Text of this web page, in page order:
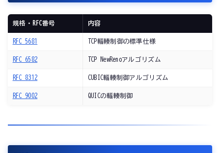
規格・RFC番号 内容
RFC 5681 TCP輻輳制御の標準仕様
RFC 6582 TCP NewRenoアルゴリズム
RFC 8312 CUBIC輻輳制御アルゴリズム
RFC 9002 QUICの輻輳制御